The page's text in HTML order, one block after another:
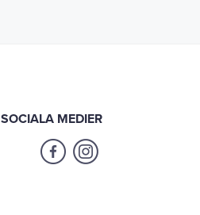
SOCIALA MEDIER